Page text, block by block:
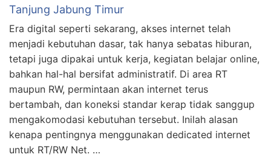
Tanjung Jabung Timur
Era digital seperti sekarang, akses internet telah
menjadi kebutuhan dasar, tak hanya sebatas hiburan,
tetapi juga dipakai untuk kerja, kegiatan belajar online,
bahkan hal-hal bersifat administratif. Di area RT
maupun RW, permintaan akan internet terus
bertambah, dan koneksi standar kerap tidak sanggup
mengakomodasi kebutuhan tersebut. Inilah alasan
kenapa pentingnya menggunakan dedicated internet
untuk RT/RW Net. …